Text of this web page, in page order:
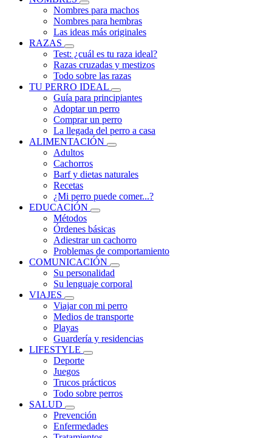
Nombres para machos
Nombres para hembras
Las ideas más originales
RAZAS
Test: ¿cuál es tu raza ideal?
Razas cruzadas y mestizos
Todo sobre las razas
TU PERRO IDEAL
Guía para principiantes
Adoptar un perro
Comprar un perro
La llegada del perro a casa
ALIMENTACIÓN
Adultos
Cachorros
Barf y dietas naturales
Recetas
¿Mi perro puede comer...?
EDUCACIÓN
Métodos
Órdenes básicas
Adiestrar un cachorro
Problemas de comportamiento
COMUNICACIÓN
Su personalidad
Su lenguaje corporal
VIAJES
Viajar con mi perro
Medios de transporte
Playas
Guardería y residencias
LIFESTYLE
Deporte
Juegos
Trucos prácticos
Todo sobre perros
SALUD
Prevención
Enfermedades